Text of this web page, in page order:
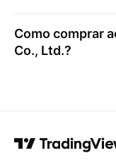
Como comprar
Co., Ltd.?